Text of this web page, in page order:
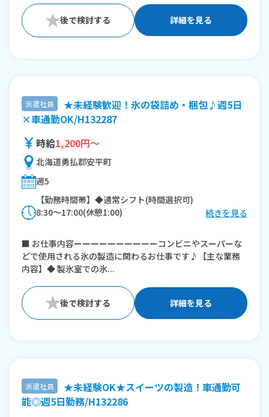
詳細を見る
派遣社員
★未経験歓迎！氷の袋詰め・梱包♪週5日
×車通勤OK/H132287
時給1,200円～
北海道勇払郡安平町
週5
【勤務時間帯】◆通常シフト(時間選択可)
8:30〜17:00(休憩1:00)
※残業：10〜20時間程度/月
続きを見る
■ お仕事内容ーーーーーーーーーーコンビニやスーパーな
どで使用される氷の製造に関わるお仕事です♪【主な業務
内容】◆ 製氷室での氷...
詳細を見る
派遣社員
★未経験OK★スイーツの製造！車通勤可
能◎週5日勤務/H132286